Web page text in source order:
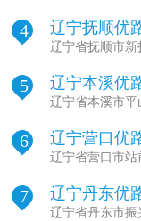
4 辽宁抚顺优
辽宁省抚顺市新
5 辽宁本溪优
辽宁省本溪市平
6 辽宁营口优
辽宁省营口市站
7 辽宁丹东优
辽宁省丹东市振